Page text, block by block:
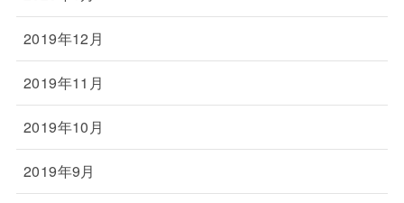
2019年12月
2019年11月
2019年10月
2019年9月